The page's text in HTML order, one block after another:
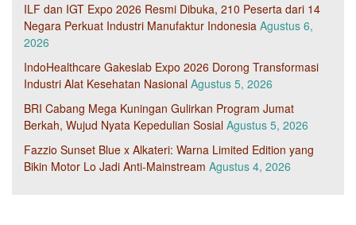
ILF dan IGT Expo 2026 Resmi Dibuka, 210 Peserta dari 14
Negara Perkuat Industri Manufaktur Indonesia Agustus 6,
2026
IndoHealthcare Gakeslab Expo 2026 Dorong Transformasi
Industri Alat Kesehatan Nasional Agustus 5, 2026
BRI Cabang Mega Kuningan Gulirkan Program Jumat
Berkah, Wujud Nyata Kepedulian Sosial Agustus 5, 2026
Fazzio Sunset Blue x Alkateri: Warna Limited Edition yang
Bikin Motor Lo Jadi Anti-Mainstream Agustus 4, 2026